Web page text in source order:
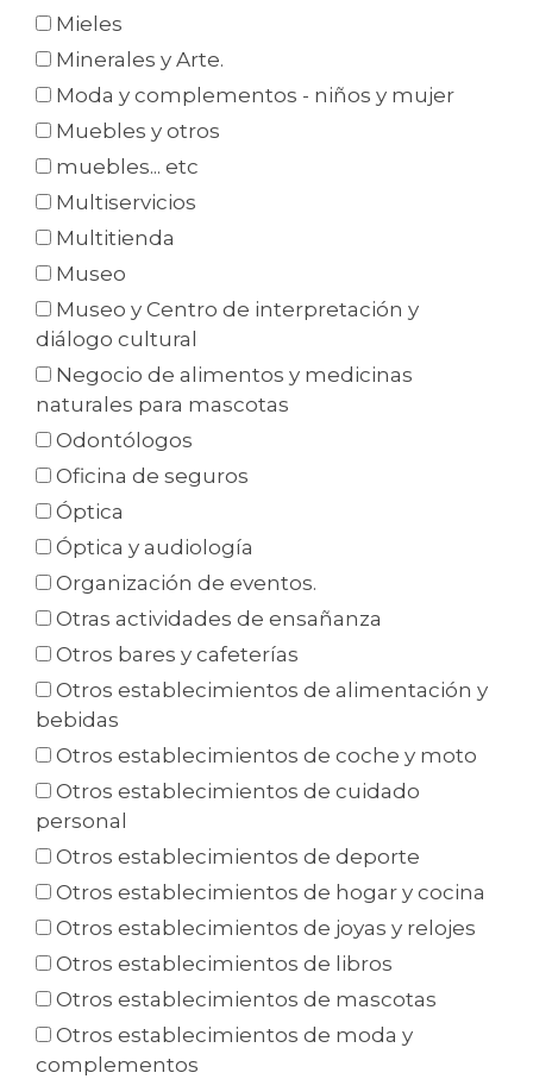
Mieles
Minerales y Arte.
Moda y complementos - niños y mujer
Muebles y otros
muebles... etc
Multiservicios
Multitienda
Museo
Museo y Centro de interpretación y
diálogo cultural
Negocio de alimentos y medicinas
naturales para mascotas
Odontólogos
Oficina de seguros
Óptica
Óptica y audiología
Organización de eventos.
Otras actividades de ensañanza
Otros bares y cafeterías
Otros establecimientos de alimentación y
bebidas
Otros establecimientos de coche y moto
Otros establecimientos de cuidado
personal
Otros establecimientos de deporte
Otros establecimientos de hogar y cocina
Otros establecimientos de joyas y relojes
Otros establecimientos de libros
Otros establecimientos de mascotas
Otros establecimientos de moda y
complementos